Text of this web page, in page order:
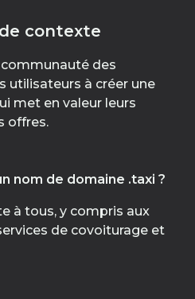
contexte
des
utilisateurs à créer une
met en valeur leurs
offres.
nom de domaine .taxi ?
à tous, y compris aux
de covoiturage et